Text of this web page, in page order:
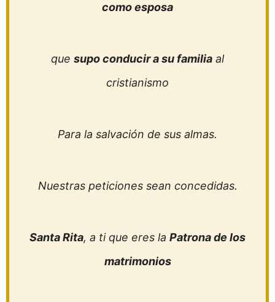
como esposa
que supo conducir a su familia al
cristianismo
Para la salvación de sus almas.
Nuestras peticiones sean concedidas.
Santa Rita, a ti que eres la Patrona de los
matrimonios